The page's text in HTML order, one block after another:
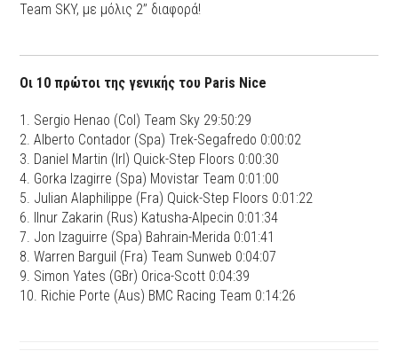
Team SKY, με μόλις 2’’ διαφορά!
Οι 10 πρώτοι της γενικής του Paris Nice
1. Sergio Henao (Col) Team Sky 29:50:29
2. Alberto Contador (Spa) Trek-Segafredo 0:00:02
3. Daniel Martin (Irl) Quick-Step Floors 0:00:30
4. Gorka Izagirre (Spa) Movistar Team 0:01:00
5. Julian Alaphilippe (Fra) Quick-Step Floors 0:01:22
6. Ilnur Zakarin (Rus) Katusha-Alpecin 0:01:34
7. Jon Izaguirre (Spa) Bahrain-Merida 0:01:41
8. Warren Barguil (Fra) Team Sunweb 0:04:07
9. Simon Yates (GBr) Orica-Scott 0:04:39
10. Richie Porte (Aus) BMC Racing Team 0:14:26